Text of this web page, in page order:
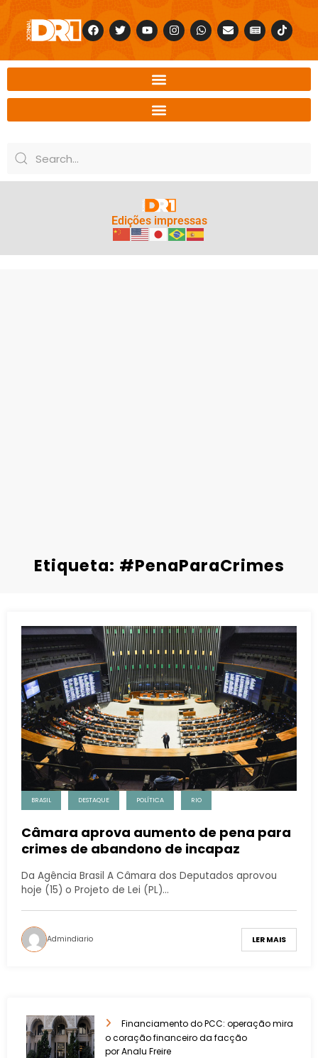
Edições impressas
Etiqueta: #PenaParaCrimes
BRASIL DESTAQUE POLÍTICA RIO
Câmara aprova aumento de pena para
crimes de abandono de incapaz
Da Agência Brasil A Câmara dos Deputados aprovou
hoje (15) o Projeto de Lei (PL)…
Admindiario LER MAIS
Financiamento do PCC: operação mira
o coração financeiro da facção
por Analu Freire